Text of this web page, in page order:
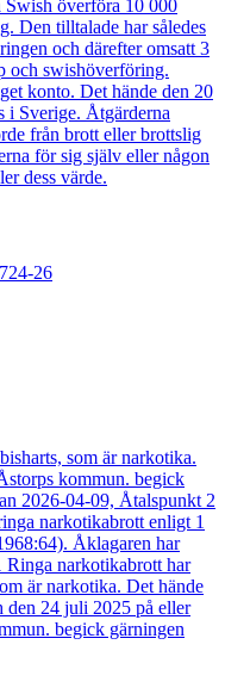
Swish överföra 10 000
Den tilltalade har således
och därefter omsatt 3
och swishöverföring.
konto. Det hände den 20
i Sverige. Åtgärderna
från brott eller brottslig
för sig själv eller någon
dess värde.
26
som är narkotika.
kommun. begick
2026-04-09, Åtalspunkt 2
narkotikabrott enligt 1
Åklagaren har
Ringa narkotikabrott har
är narkotika. Det hände
den 24 juli 2025 på eller
begick gärningen